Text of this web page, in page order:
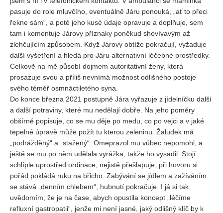
pasuje do role mluvčího, eventuálně Járu ponouká, „ať to přeci
řekne sám“, a poté jeho kusé údaje opravuje a doplňuje, sem
tam i komentuje Járovy příznaky poněkud shovívavým až
zlehčujícím způsobem. Když Járovy obtíže pokračují, vyžaduje
další vyšetření a hledá pro Járu alternativní léčebné prostředky.
Celkově na mě působí dojmem autoritativní ženy, která
prosazuje svou a příliš nevnímá možnost odlišného postoje
svého téměř osmnáctiletého syna.
Do konce března 2021 postupně Jára vyřazuje z jídelníčku další
a další potraviny, které mu nedělají dobře. Na jeho poměry
obšírně popisuje, co se mu děje po medu, co po vejci a v jaké
tepelné úpravě může požít tu kterou zeleninu. Žaludek má
„podrážděný“ a „stažený“. Omeprazol mu vůbec nepomohl, a
ještě se mu po něm udělala vyrážka, takže ho vysadil. Stojí
schlíple uprostřed ordinace, nejistě přešlapuje, při hovoru si
pořád pokládá ruku na břicho. Zabývání se jídlem a zažíváním
se stává „denním chlebem“, hubnutí pokračuje. I já si tak
uvědomím, že je na čase, abych opustila koncept „léčíme
refluxní gastropatii“, jenže mi není jasné, jaký odlišný klíč by k